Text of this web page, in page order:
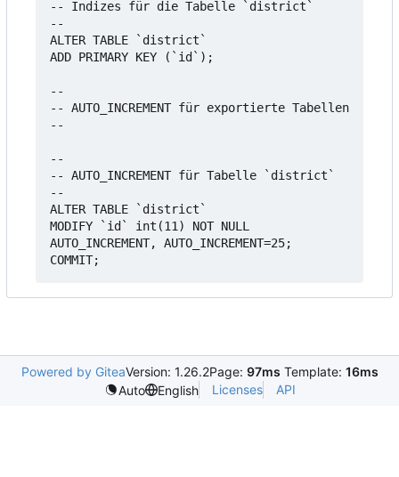
-- Indizes für die Tabelle `district`
--
ALTER TABLE `district`
ADD PRIMARY KEY (`id`);
--
-- AUTO_INCREMENT für exportierte Tabellen
--
--
-- AUTO_INCREMENT für Tabelle `district`
--
ALTER TABLE `district`
MODIFY `id` int(11) NOT NULL
AUTO_INCREMENT, AUTO_INCREMENT=25;
Powered by GiteaVersion: 1.26.2Page: 97ms Template: 16ms
Auto
English Licenses API